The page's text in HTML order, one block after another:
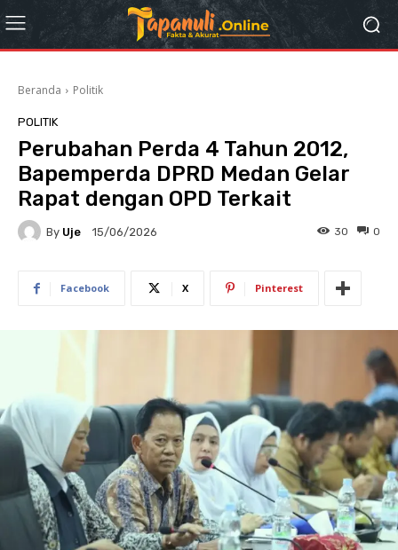
Beranda Politik
POLITIK
Perubahan Perda 4 Tahun 2012,
Bapemperda DPRD Medan Gelar
Rapat dengan OPD Terkait
By Uje 15/06/2026 0
30
Facebook X Pinterest